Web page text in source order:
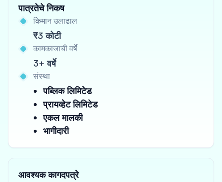
पात्रतेचे निकष
किमान उलाढाल
₹3 कोटी
कामकाजाची वर्षे
3+ वर्षे
संस्था
पब्लिक लिमिटेड
प्रायव्हेट लिमिटेड
एकल मालकी
भागीदारी
आवश्यक कागदपत्रे